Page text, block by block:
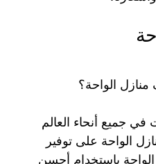
الواحة؟
جميع أنحاء العالم
الواحة على توفير
باستخدام أحسن